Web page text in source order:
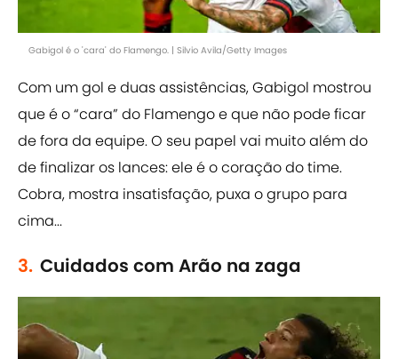
Gabigol é o 'cara' do Flamengo. | Silvio Avila/Getty Images
Com um gol e duas assistências, Gabigol mostrou
que é o “cara” do Flamengo e que não pode ficar
de fora da equipe. O seu papel vai muito além do
de finalizar os lances: ele é o coração do time.
Cobra, mostra insatisfação, puxa o grupo para
cima...
3. Cuidados com Arão na zaga